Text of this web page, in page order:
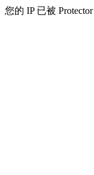
您的 IP 已被